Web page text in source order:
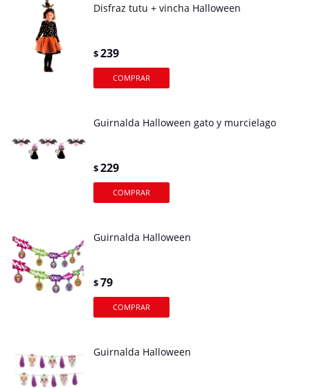
Disfraz tutu + vincha Halloween
$239
Guirnalda Halloween gato y murcielago
$229
Guirnalda Halloween
$79
Guirnalda Halloween